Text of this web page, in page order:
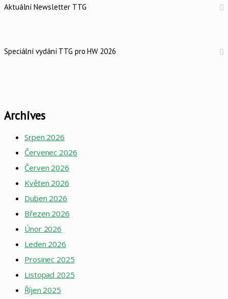
Aktuální Newsletter TTG
Speciální vydání TTG pro HW 2026
Archives
Srpen 2026
Červenec 2026
Červen 2026
Květen 2026
Duben 2026
Březen 2026
Únor 2026
Leden 2026
Prosinec 2025
Listopad 2025
Říjen 2025